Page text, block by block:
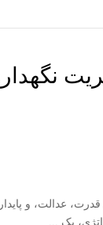
عدالت، و